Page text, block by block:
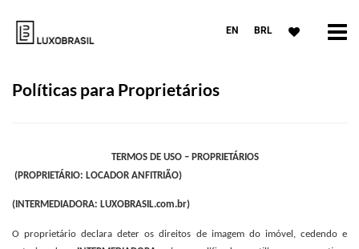
EN BRL
Políticas para Proprietários
TERMOS DE USO – PROPRIETÁRIOS
(PROPRIETÁRIO: LOCADOR ANFITRIÃO)
(INTERMEDIADORA: LUXOBRASIL.com.br)
O proprietário declara deter os direitos de imagem do imóvel, cedendo e